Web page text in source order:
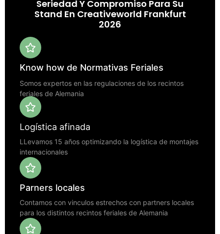
Seriedad Y Compromiso Para Su
Stand En Creativeworld Frankfurt
2026
Know how de Normativas Feriales
Somos expertos en las regulaciones de los recintos
feriales de Alemania
Logística afinada
LLevamos 15 años optimizando la logística de montajes
internacionales
Parners locales
Contamos con vinculos estrechos con partners locales
para los distintos recintos feriales de Alemania